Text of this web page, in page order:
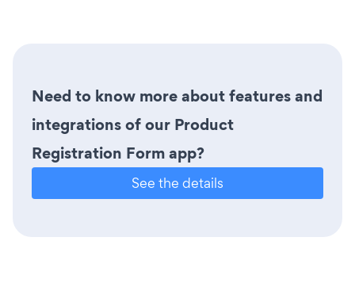
Need to know more about features and
integrations of our Product
Registration Form app?
See the details